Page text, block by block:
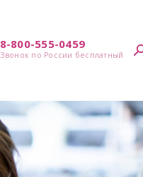
8-800-555-0459